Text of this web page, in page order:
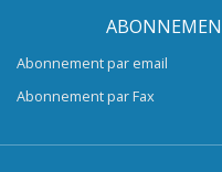
Abonnement par email
Abonnement par Fax